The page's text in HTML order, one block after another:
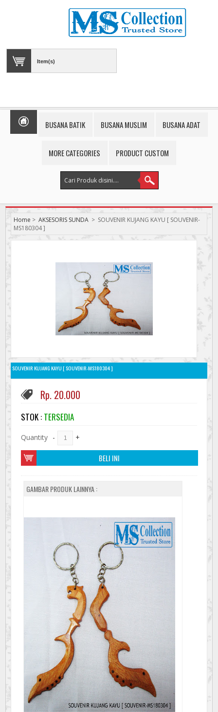
Item(s)
BUSANA BATIK BUSANA MUSLIM BUSANA ADAT
MORE CATEGORIES PRODUCT CUSTOM
Home > AKSESORIS SUNDA > SOUVENIR KUJANG KAYU [ SOUVENIR-
MS180304 ]
SOUVENIR KUJANG KAYU [ SOUVENIR-MS180304 ]
Rp. 20.000
STOK : TERSEDIA
Quantity - +
BELI INI
GAMBAR PRODUK LAINNYA :